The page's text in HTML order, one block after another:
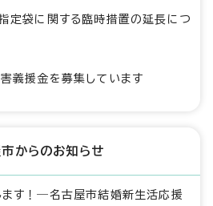
定袋に関する臨時措置の延長につ
義援金を募集しています
からのお知らせ
ます！―名古屋市結婚新生活応援